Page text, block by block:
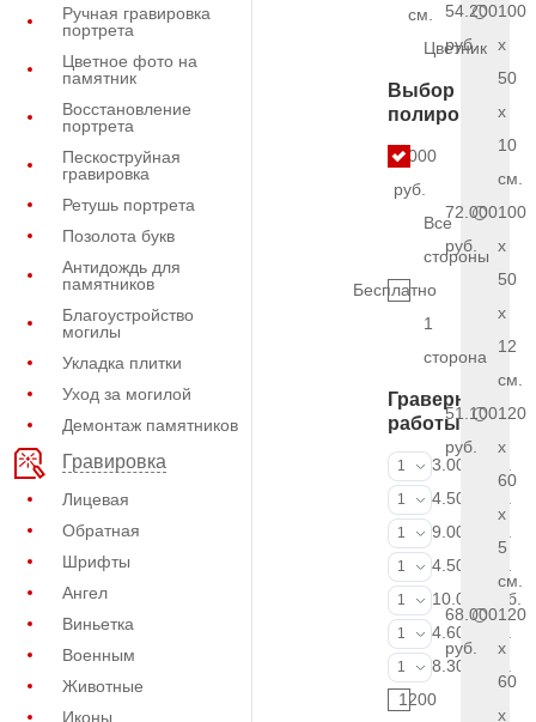
Ручная гравировка
портрета
Цветное фото на
памятник
Восстановление
портрета
Пескоструйная
гравировка
Ретушь портрета
Позолота букв
Антидождь для
памятников
Благоустройство
могилы
Укладка плитки
Уход за могилой
Демонтаж памятников
Гравировка
Лицевая
Обратная
Шрифты
Ангел
Виньетка
Военным
Животные
Иконы
см.
Цветник
Выбор
полировки
4.000
руб.
Все
стороны
Бесплатно
1
сторона
Граверные
работы
ФИО и даты
1
3.000 руб.
ФИО и даты
1
4.500 руб.
ФИО и даты
1
9.000 руб.
Портрет
1
4.500 руб.
Портрет
1
10.000 руб.
Фотокерамика
1
4.600 руб.
Фото на
1
8.300 руб.
1200
54.200
руб.
100
x
50
x
10
см.
72.000
руб.
100
x
50
x
12
см.
51.100
руб.
120
x
60
x
5
см.
68.000
руб.
120
x
60
x